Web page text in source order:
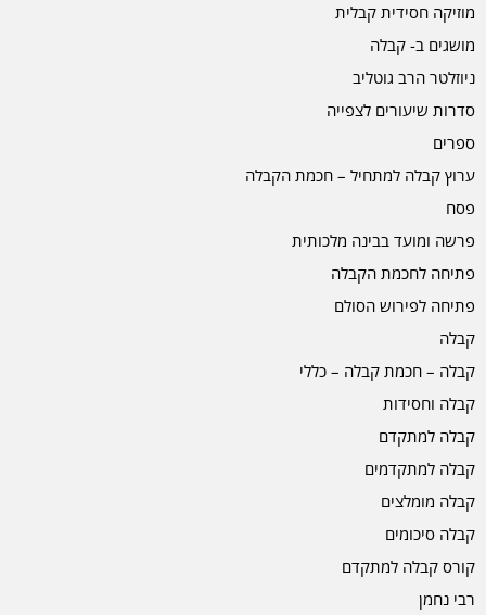
מוזיקה חסידית קבלית
מושגים ב- קבלה
ניוזלטר הרב גוטליב
סדרות שיעורים לצפייה
ספרים
ערוץ קבלה למתחיל – חכמת הקבלה
פסח
פרשה ומועד בבינה מלכותית
פתיחה לחכמת הקבלה
פתיחה לפירוש הסולם
קבלה
קבלה – חכמת קבלה – כללי
קבלה וחסידות
קבלה למתקדם
קבלה למתקדמים
קבלה מומלצים
קבלה סיכומים
קורס קבלה למתקדם
רבי נחמן